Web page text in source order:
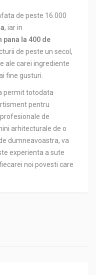
de peste 16.000
, iar in
la 400 de
de peste un secol,
ale carei ingrediente
fine gusturi.
permit totodata
pentru
de
arhitecturale de o
dumneavoastra, va
experienta a sute
noi povesti care